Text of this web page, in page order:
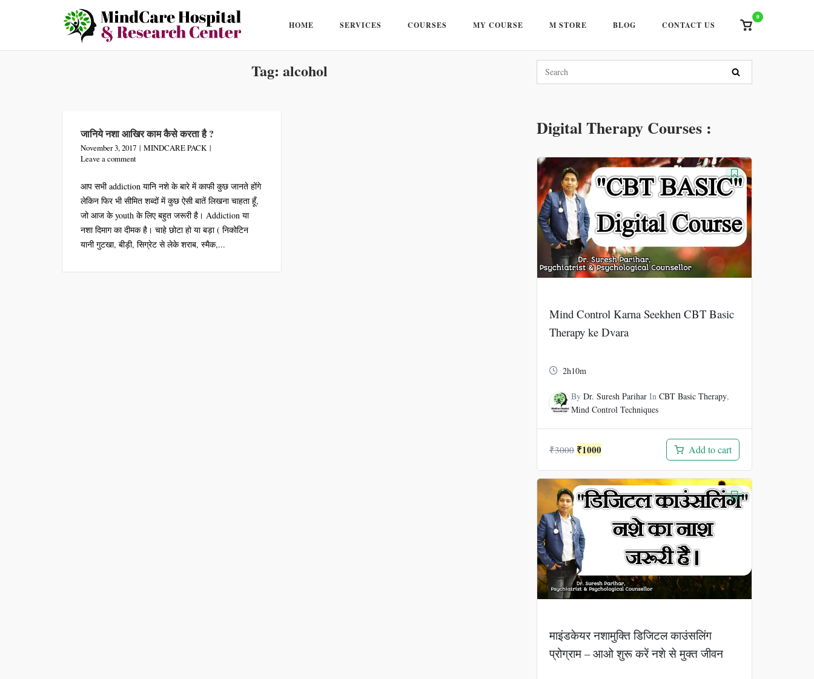
HOME SERVICES COURSES MY COURSE M STORE BLOG CONTACT US
View
cart
0
Tag:alcohol
जानिये नशा आखिर काम कैसे करता है ?
November 3, 2017
MINDCARE PACK
Leave a comment
आप सभी addiction यानि नशे के बारे में काफी कुछ जानते होंगे
लेकिन फिर भी सीमित शब्दों में कुछ ऐसी बातें लिखना चाहता हूँ,
जो आज के youth के लिए बहुत जरूरी है। Addiction या
नशा दिमाग का दीमक है। चाहे छोटा हो या बड़ा ( निकोटिन
यानी गुटखा, बीड़ी, सिग्रेट से लेके शराब, स्मैक,...
Digital Therapy Courses :
Mind Control Karna Seekhen CBT Basic
Therapy ke Dvara
2h10m
By Dr. Suresh PariharIn CBT Basic Therapy,
Mind Control Techniques
₹3000 Original
was:
₹3000.
₹1000Current
is:
₹1000.
Add to cart
माइंडकेयर नशामुक्ति डिजिटल काउंसलिंग
प्रोग्राम – आओ शुरू करें नशे से मुक्त जीवन